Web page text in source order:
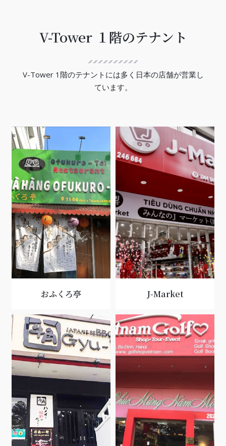
V-Tower １階のテナント
V-Tower 1階のテナントには多く日本の店舗が営業し
ています。
おふくろ亭 J-Market